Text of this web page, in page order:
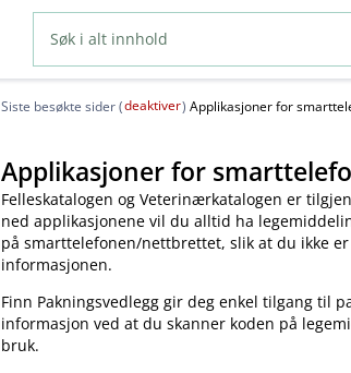
Siste besøkte sider (deaktiver) Applikasjoner for
Applikasjoner for
Felleskatalogen og Veterinærkatalogen er
ned applikasjonene vil du alltid ha
på smarttelefonen​/​nettbrettet, slik at du ikke
informasjonen.
Finn Pakningsvedlegg gir deg enkel tilgang til
informasjon ved at du skanner koden på
bruk.